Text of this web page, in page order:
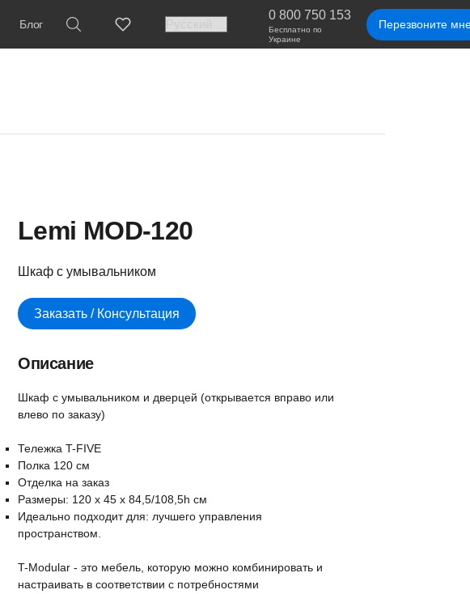
Блог
0 800 750 153
Бесплатно по
Украине
Перезвоните
Lemi MOD-120
Шкаф с умывальником
Заказать / Консультация
Описание
Шкаф с умывальником и дверцей (открывается вправо или
влево по заказу)
Тележка T-FIVE
Полка 120 см
Отделка на заказ
Размеры: 120 x 45 x 84,5/108,5h см
Идеально подходит для: лучшего управления
пространством.
T-Modular - это мебель, которую можно комбинировать и
настраивать в соответствии с потребностями